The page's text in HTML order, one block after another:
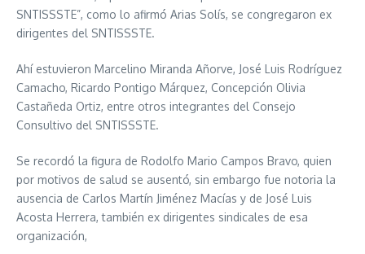
SNTISSSTE”, como lo afirmó Arias Solís, se congregaron ex
dirigentes del SNTISSSTE.
Ahí estuvieron Marcelino Miranda Añorve, José Luis Rodríguez
Camacho, Ricardo Pontigo Márquez, Concepción Olivia
Castañeda Ortiz, entre otros integrantes del Consejo
Consultivo del SNTISSSTE.
Se recordó la figura de Rodolfo Mario Campos Bravo, quien
por motivos de salud se ausentó, sin embargo fue notoria la
ausencia de Carlos Martín Jiménez Macías y de José Luis
Acosta Herrera, también ex dirigentes sindicales de esa
organización,